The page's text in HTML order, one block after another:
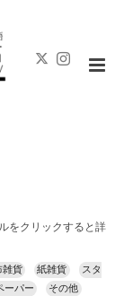
をクリックすると詳
雑貨 紙雑貨
スタ
ーパー その他